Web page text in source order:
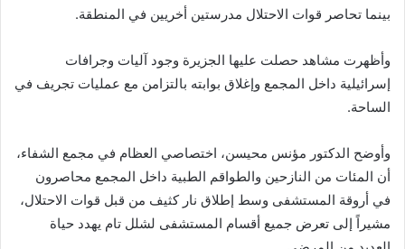
بينما تحاصر قوات الاحتلال مدرستين أخريين في المنطقة.
وأظهرت مشاهد حصلت عليها الجزيرة وجود آليات وجرافات
إسرائيلية داخل المجمع وإغلاق بوابته بالتزامن مع عمليات تجريف في
الساحة.
وأوضح الدكتور مؤنس محيسن، اختصاصي العظام في مجمع الشفاء،
أن المئات من النازحين والطواقم الطبية داخل المجمع محاصرون
في أروقة المستشفى وسط إطلاق نار كثيف من قبل قوات الاحتلال،
مشيراً إلى تعرض جميع أقسام المستشفى لشلل تام يهدد حياة